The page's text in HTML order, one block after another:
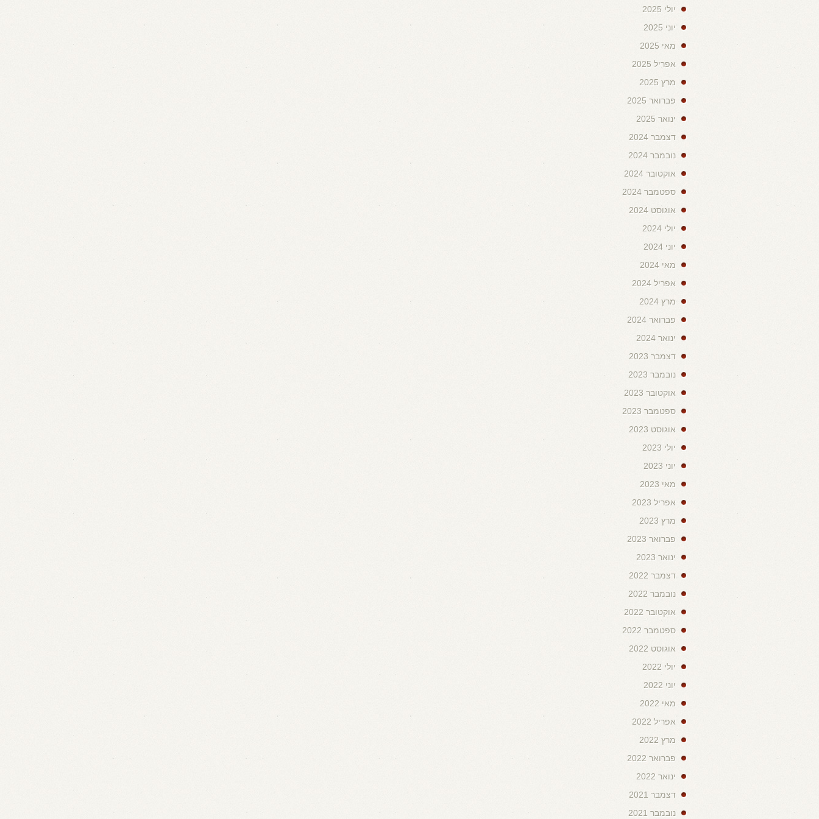
יולי 2025
יוני 2025
מאי 2025
אפריל 2025
מרץ 2025
פברואר 2025
ינואר 2025
דצמבר 2024
נובמבר 2024
אוקטובר 2024
ספטמבר 2024
אוגוסט 2024
יולי 2024
יוני 2024
מאי 2024
אפריל 2024
מרץ 2024
פברואר 2024
ינואר 2024
דצמבר 2023
נובמבר 2023
אוקטובר 2023
ספטמבר 2023
אוגוסט 2023
יולי 2023
יוני 2023
מאי 2023
אפריל 2023
מרץ 2023
פברואר 2023
ינואר 2023
דצמבר 2022
נובמבר 2022
אוקטובר 2022
ספטמבר 2022
אוגוסט 2022
יולי 2022
יוני 2022
מאי 2022
אפריל 2022
מרץ 2022
פברואר 2022
ינואר 2022
דצמבר 2021
נובמבר 2021